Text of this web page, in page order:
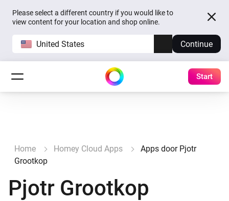
Please select a different country if you would like to
view content for your location and shop online.
United States Continue
Start
Home Homey Cloud Apps
Apps door Pjotr
Grootkop
Pjotr Grootkop